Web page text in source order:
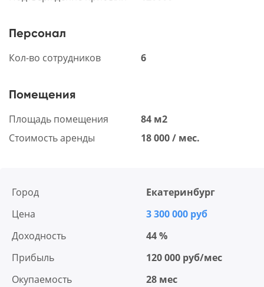
Персонал
Кол-во сотрудников 6
Помещения
Площадь помещения
84 м2
Стоимость аренды
18 000 / мес.
Город
Екатеринбург
Цена
3 300 000 руб
Доходность
44 %
Прибыль
120 000 руб/мес
Окупаемость
28 мес